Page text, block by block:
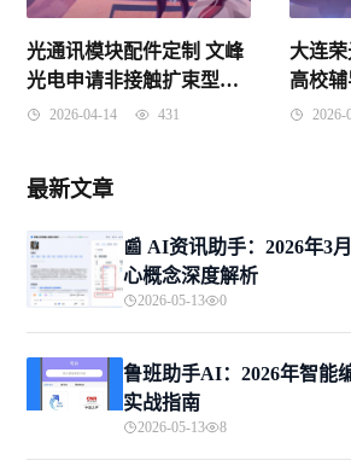
光通讯模块配件定制 文峰
光电申请非接触扩束型光
通信组件专利，解决光通
2026-04-14 431
大连
高校
录 2026-
最新文章
📰 AI资讯助手：2026年3
心概念深度解析
2026-05-13 0
鲁班助手AI：2026年智能
实战指南
2026-05-13 8